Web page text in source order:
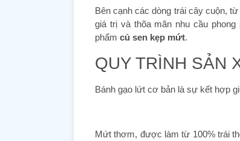
Bên cạnh các dòng trái cây cuộn,
giá trị và thõa mãn nhu cầu
phẩm củ sen kẹp mứt.
QUY TRÌNH SẢN
Bánh gạo lứt cơ bản là sự kết hợp
Mứt thơm, được làm từ 100% trái